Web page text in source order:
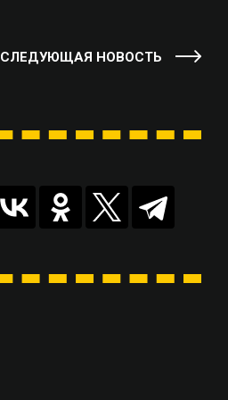
СЛЕДУЮЩАЯ НОВОСТЬ